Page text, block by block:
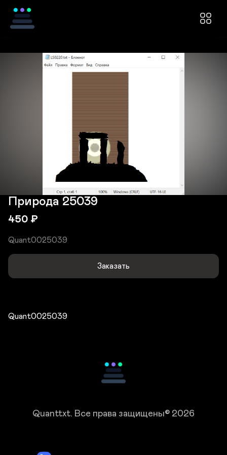
Природа 25039
450 ₽
Quant0025039
Заказать
Quant0025039
Quanttxt. Все права защищены© 2026